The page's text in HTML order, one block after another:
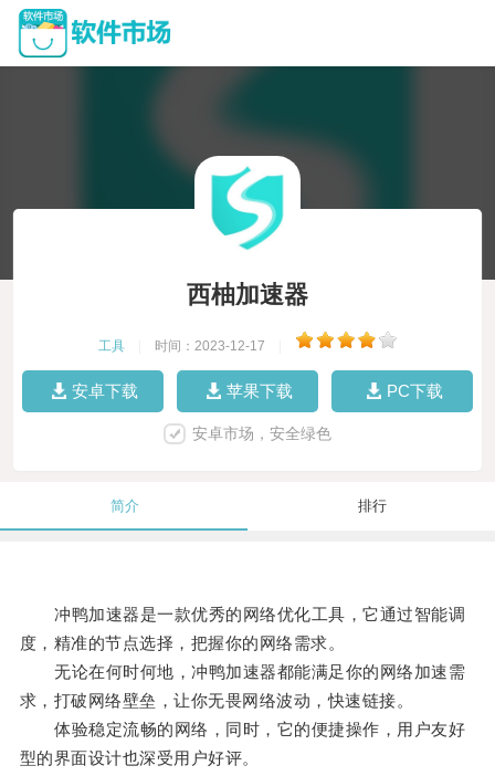
西柚加速器
工具 时间：2023-12-17
安卓下载 苹果下载 PC下载
安卓市场，安全绿色
简介 排行
冲鸭加速器是一款优秀的网络优化工具，它通过智能调
度，精准的节点选择，把握你的网络需求。
无论在何时何地，冲鸭加速器都能满足你的网络加速需
求，打破网络壁垒，让你无畏网络波动，快速链接。
体验稳定流畅的网络，同时，它的便捷操作，用户友好
型的界面设计也深受用户好评。